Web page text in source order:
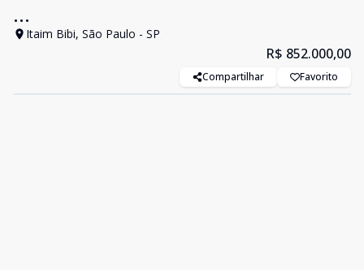
...
Itaim Bibi, São Paulo - SP
R$ 852.000,00
Compartilhar Favorito